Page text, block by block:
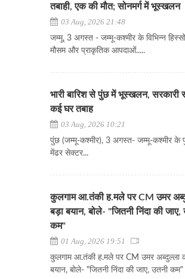
तबाही, एक की मौत; सोनमर्ग में भूस्खलन
03 Aug, 2026 21:48
जम्मू, 3 अगस्त - जम्मू-कश्मीर के विभिन्न
मौसम और प्राकृतिक आपदाओं.....
भारी बारिश से पुंछ में भूस्खलन,
कई घर तबाह
03 Aug, 2026 10:21
पुंछ (जम्मू-कश्मीर), 3 अगस्त- जम्मू-कश्मीर के
मेंढर सेक्टर...
कुलगाम आ.तंकी ह.मले पर CM उमर
बड़ा बयान, बोले- "जितनी निंदा की जाए,
कम"
01 Aug, 2026 19:51
कुलगाम आ.तंकी ह.मले पर CM उमर अब्दुल्ला
बयान, बोले- "जितनी निंदा की जाए, उतनी कम"